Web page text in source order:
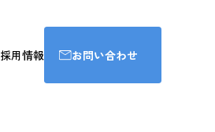
採用情報 お問い合わせ